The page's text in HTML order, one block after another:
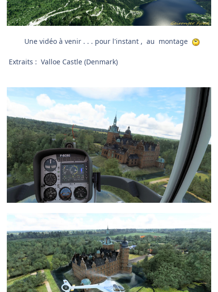
Une vidéo à venir . . . pour l'instant , au montage
Extraits : Valloe Castle (Denmark)